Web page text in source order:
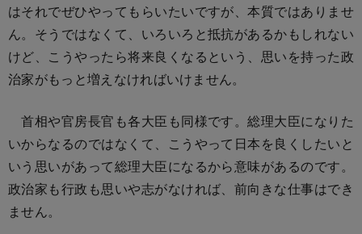
はそれでぜひやってもらいたいですが、本質ではありませ
ん。そうではなくて、いろいろと抵抗があるかもしれない
けど、こうやったら将来良くなるという、思いを持った政
治家がもっと増えなければいけません。
首相や官房長官も各大臣も同様です。総理大臣になりた
いからなるのではなくて、こうやって日本を良くしたいと
いう思いがあって総理大臣になるから意味があるのです。
政治家も行政も思いや志がなければ、前向きな仕事はでき
ません。